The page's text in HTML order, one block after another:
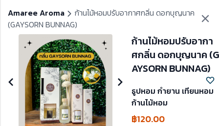
language
Amaree Aroma
ก้านไม้หอมปรับอากาศกลิ่น ดอกบุญนาค
(GAYSORN BUNNAG)
ก้านไม้หอมปรับอากา
ศกลิ่น ดอกบุญนาค (G
AYSORN BUNNAG)
ธูปหอม กำยาน เทียนหอม
ก้านไม้หอม
฿120.00